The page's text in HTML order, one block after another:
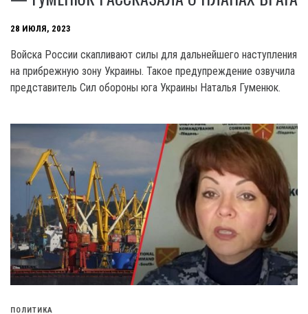
28 ИЮЛЯ, 2023
Войска России скапливают силы для дальнейшего наступления
на прибрежную зону Украины. Такое предупреждение озвучила
представитель Сил обороны юга Украины Наталья Гуменюк.
ПОЛИТИКА